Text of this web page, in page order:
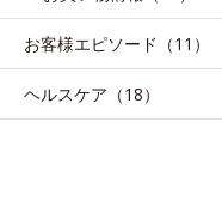
お客様エピソード（11）
ヘルスケア（18）